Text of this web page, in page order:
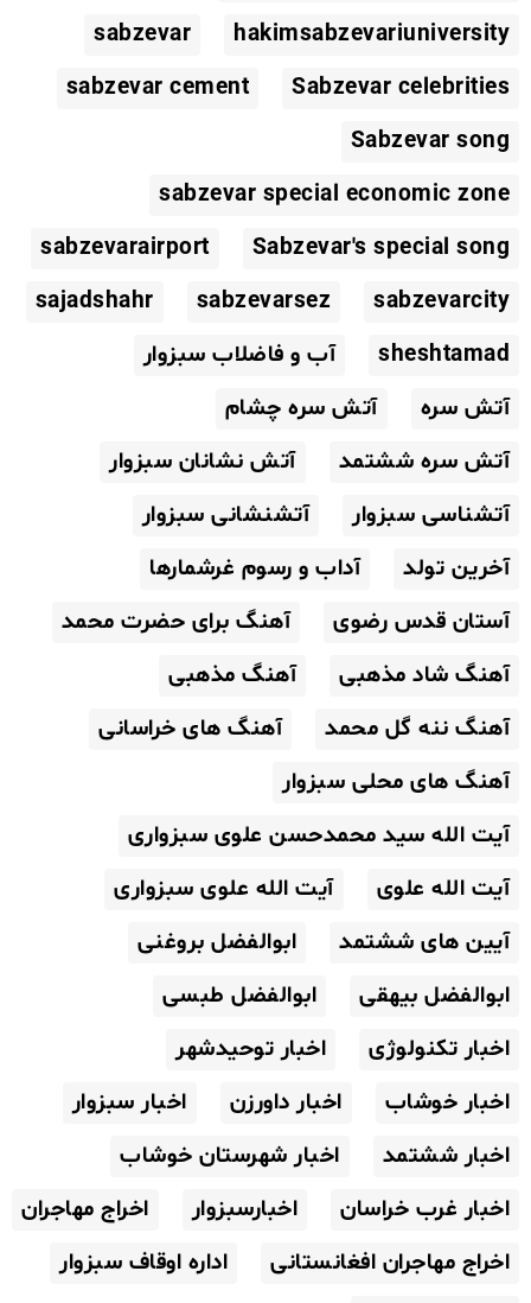
hakimsabzevariuniversity
sabzevar
Sabzevar celebrities
sabzevar cement
Sabzevar song
sabzevar special economic zone
Sabzevar's special song
sabzevarairport
sabzevarcity
sabzevarsez
sajadshahr
sheshtamad
آب و فاضلاب سبزوار
آتش سره
آتش سره چشام
آتش سره ششتمد
آتش نشانان سبزوار
آتشناسی سبزوار
آتشنشانی سبزوار
آخرین تولد
آداب و رسوم غرشمارها
آستان قدس رضوی
آهنگ برای حضرت محمد
آهنگ شاد مذهبی
آهنگ مذهبی
آهنگ ننه گل محمد
آهنگ های خراسانی
آهنگ های محلی سبزوار
آیت الله سید محمدحسن علوی سبزواری
آیت الله علوی
آیت الله علوی سبزواری
آیین های ششتمد
ابوالفضل بروغنی
ابوالفضل بیهقی
ابوالفضل طبسی
اخبار تکنولوژی
اخبار توحیدشهر
اخبار خوشاب
اخبار داورزن
اخبار سبزوار
اخبار ششتمد
اخبار شهرستان خوشاب
اخبار غرب خراسان
اخبارسبزوار
اخراج مهاجران
اخراج مهاجران افغانستانی
اداره اوقاف سبزوار